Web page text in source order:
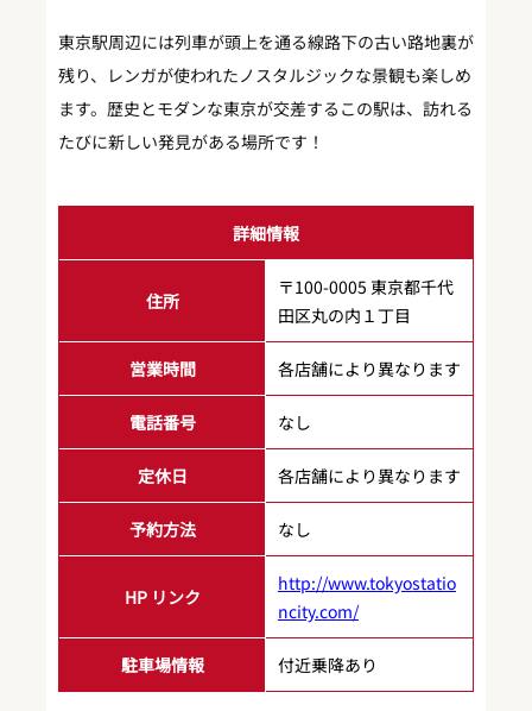
東京駅周辺には列車が頭上を通る線路下の古い路地裏が
残り、レンガが使われたノスタルジックな景観も楽しめ
ます。歴史とモダンな東京が交差するこの駅は、訪れる
たびに新しい発見がある場所です！
詳細情報
住所
〒100-0005 東京都千代
田区丸の内１丁目
営業時間 各店舗により異なります
電話番号 なし
定休日 各店舗により異なります
予約方法 なし
HP リンク
http://www.tokyostatio
ncity.com/
駐車場情報 付近乗降あり